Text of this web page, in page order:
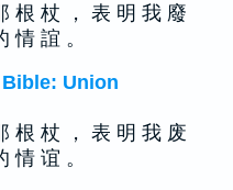
根 杖 ， 表 明 我 廢
情 誼 。
Bible: Union
根 杖 ， 表 明 我 废
情 谊 。